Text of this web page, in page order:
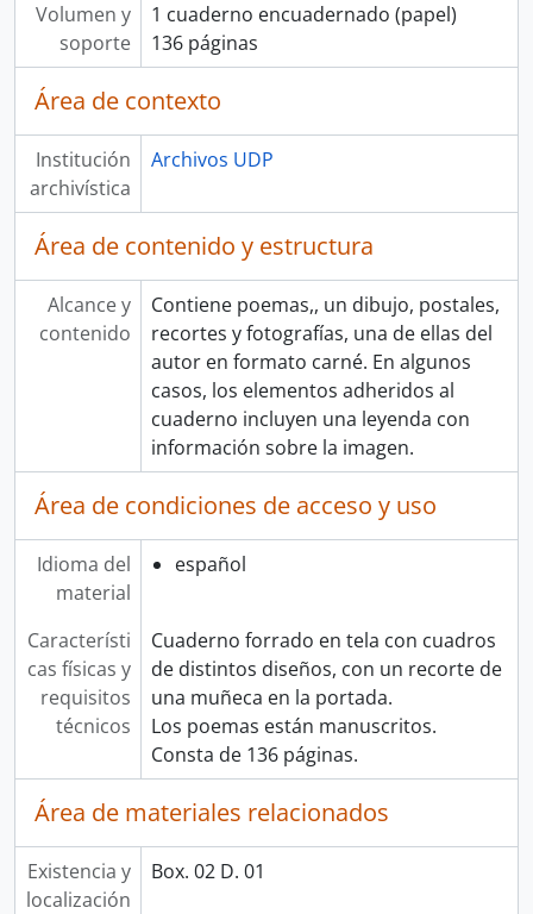
Volumen y
soporte
1 cuaderno encuadernado (papel)
136 páginas
Área de contexto
Institución
archivística
Archivos UDP
Área de contenido y estructura
Alcance y
contenido
Contiene poemas,, un dibujo, postales,
recortes y fotografías, una de ellas del
autor en formato carné. En algunos
casos, los elementos adheridos al
cuaderno incluyen una leyenda con
información sobre la imagen.
Área de condiciones de acceso y uso
Idioma del
material
español
Característi
cas físicas y
requisitos
técnicos
Cuaderno forrado en tela con cuadros
de distintos diseños, con un recorte de
una muñeca en la portada.
Los poemas están manuscritos.
Consta de 136 páginas.
Área de materiales relacionados
Existencia y
localización
Box. 02 D. 01